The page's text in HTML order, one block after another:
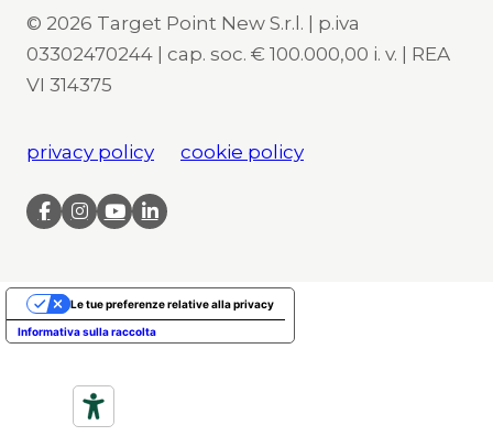
© 2026 Target Point New S.r.l. | p.iva
03302470244 | cap. soc. € 100.000,00 i. v. | REA
VI 314375
privacy policy cookie policy
Informativa sulla raccolta
Le tue preferenze relative alla privacy